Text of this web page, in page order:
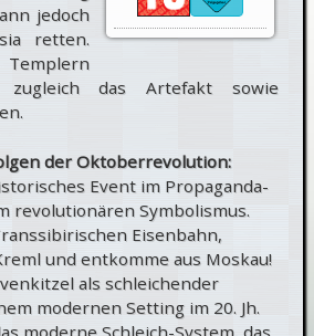
jedoch
retten.
zugleich das Artefakt sowie
der Oktoberrevolution:
Event im Propaganda-
revolutionären Symbolismus.
Eisenbahn,
und entkomme aus Moskau!
als schleichender
modernen Setting im 20. Jh.